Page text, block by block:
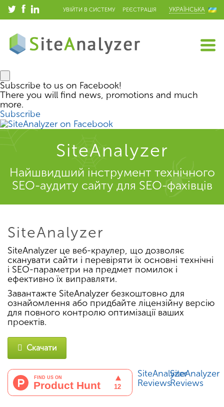
УВІЙТИ В СИСТЕМУ РЕЄСТРАЦІЯ УКРАЇНСЬКА
Subscribe to us on Facebook!
There you will find news, promotions and much
more.
Subscribe
SiteAnalyzer
Найшвидший інструмент технічного
SEO-аудиту сайту для SEO-фахівців
SiteAnalyzer
SiteAnalyzer це веб-краулер, що дозволяє
сканувати сайти і перевіряти їх основні технічні
і SEO-параметри на предмет помилок і
ефективно їх виправляти.
Завантажте SiteAnalyzer безкоштовно для
ознайомлення або придбайте ліцензійну версію
для повного контролю оптимізації ваших
проектів.
Скачати
SiteAnalyzer
Reviews
SiteAnalyzer
Reviews